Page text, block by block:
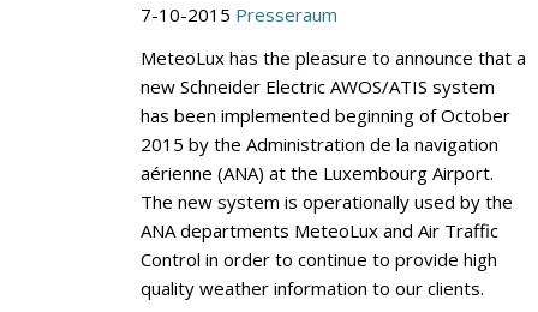
7-10-2015 Presseraum
MeteoLux has the pleasure to announce that a
new Schneider Electric AWOS/ATIS system
has been implemented beginning of October
2015 by the Administration de la navigation
aérienne (ANA) at the Luxembourg Airport.
The new system is operationally used by the
ANA departments MeteoLux and Air Traffic
Control in order to continue to provide high
quality weather information to our clients.